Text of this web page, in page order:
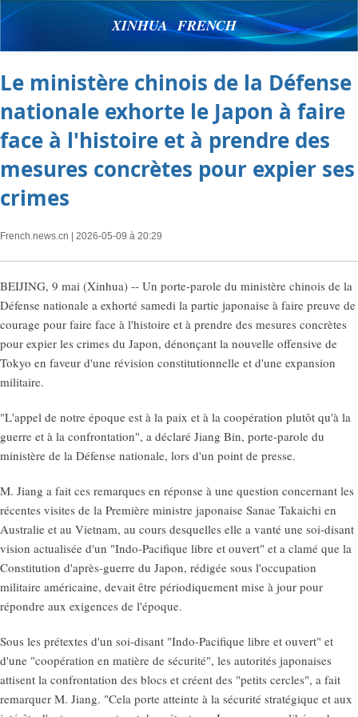
XINHUA FRENCH
Le ministère chinois de la Défense
nationale exhorte le Japon à faire
face à l'histoire et à prendre des
mesures concrètes pour expier ses
crimes
French.news.cn | 2026-05-09 à 20:29
BEIJING, 9 mai (Xinhua) -- Un porte-parole du ministère chinois de la
Défense nationale a exhorté samedi la partie japonaise à faire preuve de
courage pour faire face à l'histoire et à prendre des mesures concrètes
pour expier les crimes du Japon, dénonçant la nouvelle offensive de
Tokyo en faveur d'une révision constitutionnelle et d'une expansion
militaire.
"L'appel de notre époque est à la paix et à la coopération plutôt qu'à la
guerre et à la confrontation", a déclaré Jiang Bin, porte-parole du
ministère de la Défense nationale, lors d'un point de presse.
M. Jiang a fait ces remarques en réponse à une question concernant les
récentes visites de la Première ministre japonaise Sanae Takaichi en
Australie et au Vietnam, au cours desquelles elle a vanté une soi-disant
vision actualisée d'un "Indo-Pacifique libre et ouvert" et a clamé que la
Constitution d'après-guerre du Japon, rédigée sous l'occupation
militaire américaine, devait être périodiquement mise à jour pour
répondre aux exigences de l'époque.
Sous les prétextes d'un soi-disant "Indo-Pacifique libre et ouvert" et
d'une "coopération en matière de sécurité", les autorités japonaises
attisent la confrontation des blocs et créent des "petits cercles", a fait
remarquer M. Jiang. "Cela porte atteinte à la sécurité stratégique et aux